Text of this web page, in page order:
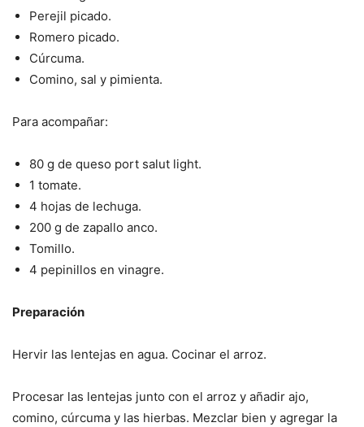
Perejil picado.
Romero picado.
Cúrcuma.
Comino, sal y pimienta.
Para acompañar:
80 g de queso port salut light.
1 tomate.
4 hojas de lechuga.
200 g de zapallo anco.
Tomillo.
4 pepinillos en vinagre.
Preparación
Hervir las lentejas en agua. Cocinar el arroz.
Procesar las lentejas junto con el arroz y añadir ajo,
comino, cúrcuma y las hierbas. Mezclar bien y agregar la